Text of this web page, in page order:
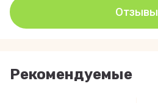
Отзывы
Рекомендуемые